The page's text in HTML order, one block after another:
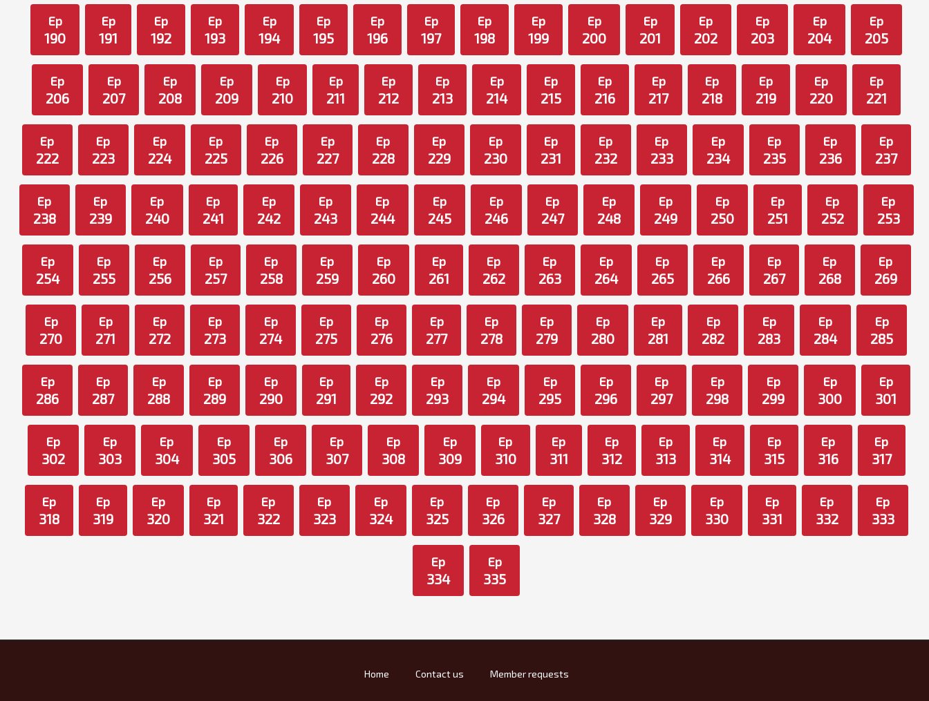
Ep
190
Ep
191
Ep
192
Ep
193
Ep
194
Ep
195
Ep
196
Ep
197
Ep
198
Ep
199
Ep
200
Ep
201
Ep
202
Ep
203
Ep
204
Ep
205
Ep
206
Ep
207
Ep
208
Ep
209
Ep
210
Ep
211
Ep
212
Ep
213
Ep
214
Ep
215
Ep
216
Ep
217
Ep
218
Ep
219
Ep
220
Ep
221
Ep
222
Ep
223
Ep
224
Ep
225
Ep
226
Ep
227
Ep
228
Ep
229
Ep
230
Ep
231
Ep
232
Ep
233
Ep
234
Ep
235
Ep
236
Ep
237
Ep
238
Ep
239
Ep
240
Ep
241
Ep
242
Ep
243
Ep
244
Ep
245
Ep
246
Ep
247
Ep
248
Ep
249
Ep
250
Ep
251
Ep
252
Ep
253
Ep
254
Ep
255
Ep
256
Ep
257
Ep
258
Ep
259
Ep
260
Ep
261
Ep
262
Ep
263
Ep
264
Ep
265
Ep
266
Ep
267
Ep
268
Ep
269
Ep
270
Ep
271
Ep
272
Ep
273
Ep
274
Ep
275
Ep
276
Ep
277
Ep
278
Ep
279
Ep
280
Ep
281
Ep
282
Ep
283
Ep
284
Ep
285
Ep
286
Ep
287
Ep
288
Ep
289
Ep
290
Ep
291
Ep
292
Ep
293
Ep
294
Ep
295
Ep
296
Ep
297
Ep
298
Ep
299
Ep
300
Ep
301
Ep
302
Ep
303
Ep
304
Ep
305
Ep
306
Ep
307
Ep
308
Ep
309
Ep
310
Ep
311
Ep
312
Ep
313
Ep
314
Ep
315
Ep
316
Ep
317
Ep
318
Ep
319
Ep
320
Ep
321
Ep
322
Ep
323
Ep
324
Ep
325
Ep
326
Ep
327
Ep
328
Ep
329
Ep
330
Ep
331
Ep
332
Ep
333
Ep
334
Ep
335
Home Contact us Member requests